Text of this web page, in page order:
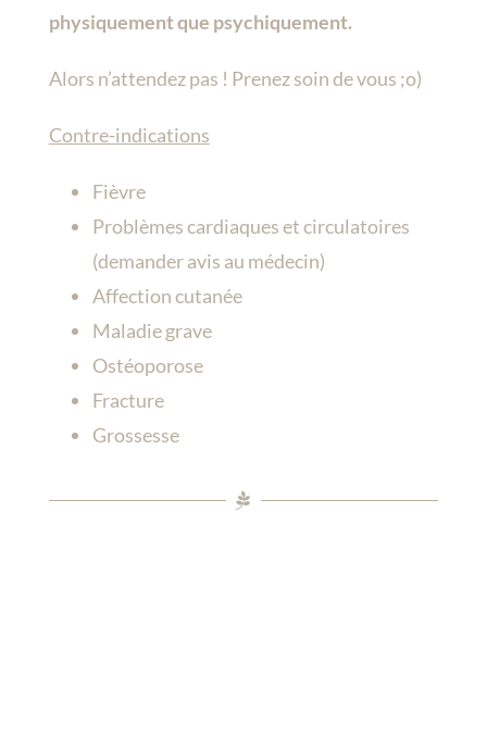
physiquement que psychiquement.
Alors n’attendez pas ! Prenez soin de vous ;o)
Contre-indications
Fièvre
Problèmes cardiaques et circulatoires
(demander avis au médecin)
Affection cutanée
Maladie grave
Ostéoporose
Fracture
Grossesse